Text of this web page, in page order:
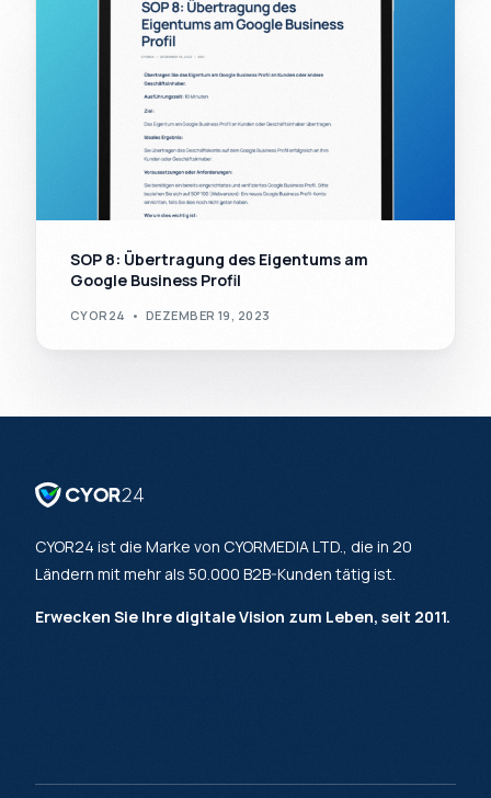
SOP 8: Übertragung des Eigentums am
Google Business Profil
CYOR24 DEZEMBER 19, 2023
CYOR24 ist die Marke von CYORMEDIA LTD., die in 20
Ländern mit mehr als 50.000 B2B-Kunden tätig ist.
Erwecken Sie Ihre digitale Vision zum Leben, seit 2011.